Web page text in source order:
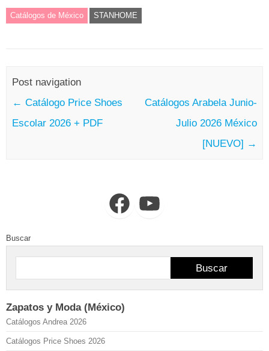
Catálogos de México STANHOME
Post navigation
← Catálogo Price Shoes
Escolar 2026 + PDF
Catálogos Arabela Junio-
Julio 2026 México
[NUEVO] →
FacebookYouTube
Buscar
Buscar
Zapatos y Moda (México)
Catálogos Andrea 2026
Catálogos Price Shoes 2026